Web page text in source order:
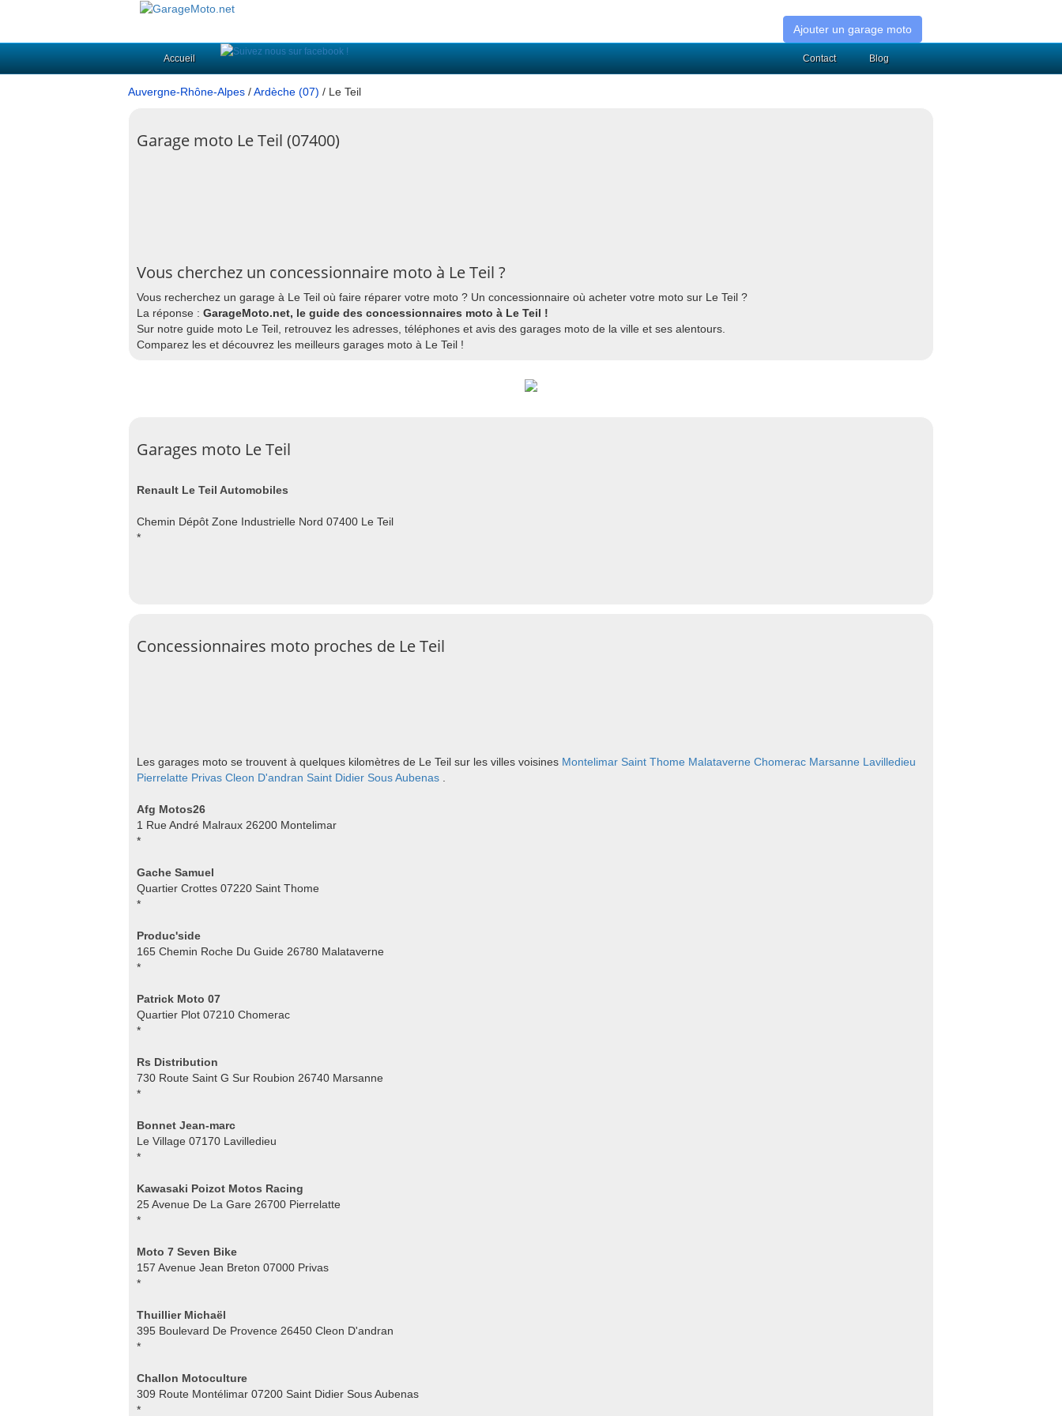
Ajouter un garage moto
Accueil Blog
Contact
Auvergne-Rhône-Alpes /Ardèche (07) / Le Teil
Garage moto Le Teil (07400)
Vous cherchez un concessionnaire moto à Le Teil ?
Vous recherchez un garage à Le Teil où faire réparer votre moto ? Un concessionnaire où acheter votre moto sur Le Teil ?
La réponse : GarageMoto.net, le guide des concessionnaires moto à Le Teil !
Sur notre guide moto Le Teil, retrouvez les adresses, téléphones et avis des garages moto de la ville et ses alentours.
Comparez les et découvrez les meilleurs garages moto à Le Teil !
Garages moto Le Teil
Renault Le Teil Automobiles
Chemin Dépôt Zone Industrielle Nord 07400 Le Teil
*
Concessionnaires moto proches de Le Teil
Les garages moto se trouvent à quelques kilomètres de Le Teil sur les villes voisines Montelimar Saint Thome Malataverne Chomerac Marsanne Lavilledieu
Pierrelatte Privas Cleon D'andran Saint Didier Sous Aubenas
Afg Motos26
1 Rue André Malraux 26200 Montelimar
*
Gache Samuel
Quartier Crottes 07220 Saint Thome
*
Produc'side
165 Chemin Roche Du Guide 26780 Malataverne
*
Patrick Moto 07
Quartier Plot 07210 Chomerac
*
Rs Distribution
730 Route Saint G Sur Roubion 26740 Marsanne
*
Bonnet Jean-marc
Le Village 07170 Lavilledieu
*
Kawasaki Poizot Motos Racing
25 Avenue De La Gare 26700 Pierrelatte
*
Moto 7 Seven Bike
157 Avenue Jean Breton 07000 Privas
*
Thuillier Michaël
395 Boulevard De Provence 26450 Cleon D'andran
*
Challon Motoculture
309 Route Montélimar 07200 Saint Didier Sous Aubenas
*